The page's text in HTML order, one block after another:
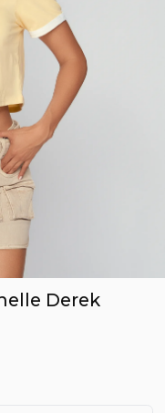
Derek